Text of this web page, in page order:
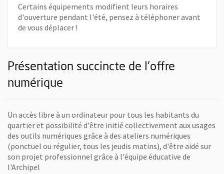
Certains équipements modifient leurs horaires
d'ouverture pendant l'été, pensez à téléphoner avant
de vous déplacer !
Présentation succincte de l'offre
numérique
Un accès libre à un ordinateur pour tous les habitants du
quartier et possibilité d'être initié collectivement aux usages
des outils numériques grâce à des ateliers numériques
(ponctuel ou régulier, tous les jeudis matins), d'être aidé sur
son projet professionnel grâce à l'équipe éducative de
l'Archipel